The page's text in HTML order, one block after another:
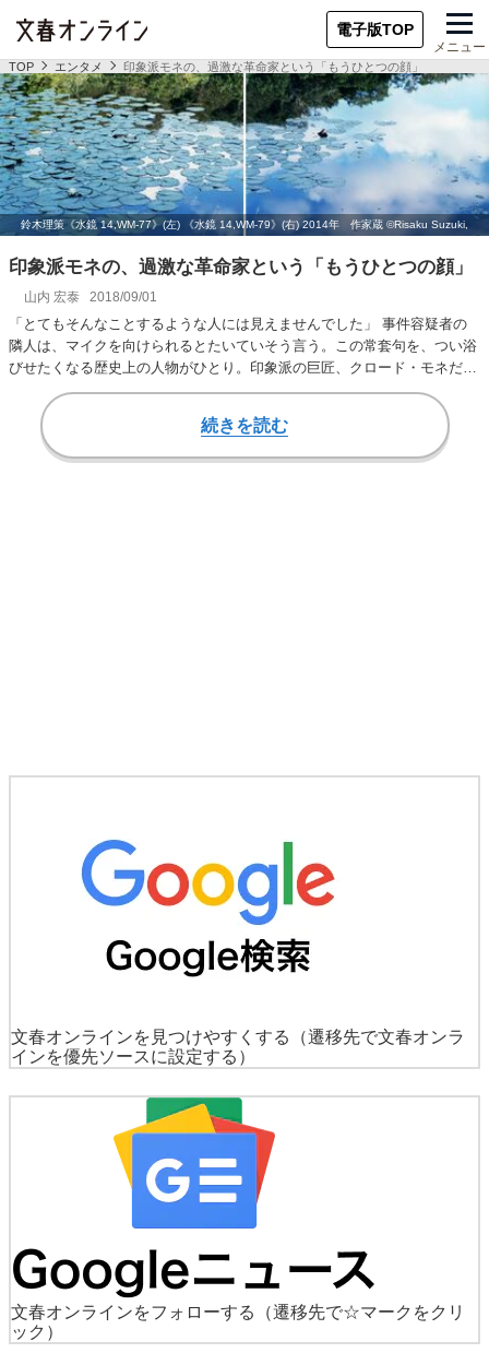
電子版TOP
メニュー
TOP エンタメ 印象派モネの、過激な革命家という「もうひとつの顔」
印象派モネの、過激な革命家という「もうひとつの顔」
山内 宏泰 2018/09/01
「とてもそんなことするような人には見えませんでした」 事件容疑者の
隣人は、マイクを向けられるとたいていそう言う。この常套句を、つい浴
びせたくなる歴史上の人物がひとり。印象派の巨匠、クロード・モネだ。
きれいで華やかな…
続きを読む
文春オンラインを見つけやすくする
（遷移先で文春オンラ
インを優先ソースに設定する）
文春オンラインをフォローする
（遷移先で☆マークをクリ
ック）